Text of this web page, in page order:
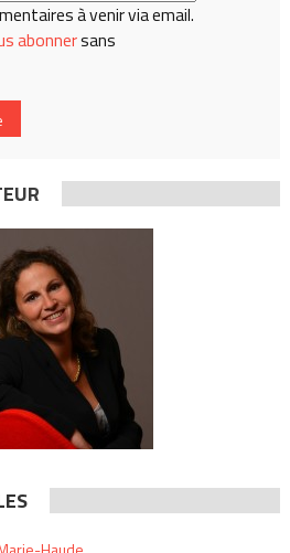
à venir via email.
abonnersans